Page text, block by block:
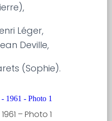
Léger,
Deville,
(Sophie).
– Photo 1